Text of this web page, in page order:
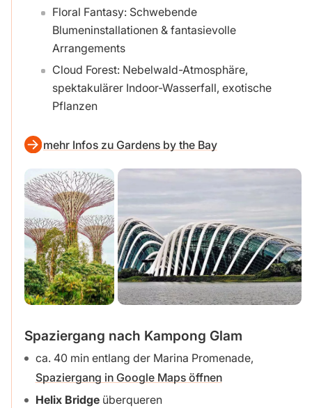
Floral Fantasy: Schwebende
Blumeninstallationen & fantasievolle
Arrangements
Cloud Forest: Nebelwald-Atmosphäre,
spektakulärer Indoor-Wasserfall, exotische
Pflanzen
mehr Infos zu Gardens by the Bay
Spaziergang nach Kampong Glam
ca. 40 min entlang der Marina Promenade,
Spaziergang in Google Maps öffnen
Helix Bridgeüberqueren